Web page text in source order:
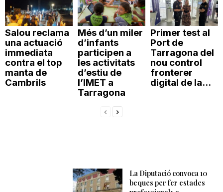
Salou reclama
una actuació
immediata
contra el top
manta de
Cambrils
Més d’un miler
d’infants
participen a
les activitats
d’estiu de
l’IMET a
Tarragona
Primer test al
Port de
Tarragona del
nou control
fronterer
digital de la...